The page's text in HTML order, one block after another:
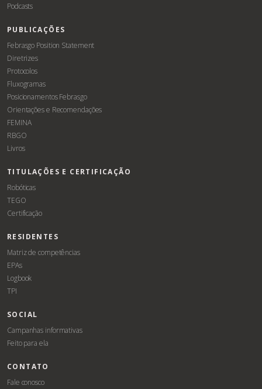
Podcasts
PUBLICAÇÕES
Febrasgo Position Statement
Diretrizes
Protocolos
Fluxogramas
Posicionamentos Febrasgo
Orientações e Recomendações
FEMINA
RBGO
Livros
TITULAÇÕES E CERTIFICAÇÃO
Robóticas
TEGO
Certificação
RESIDENTES
Matriz de competências
EPAs
Logbook
TPI
SOCIAL
Campanhas informativas
Feito para ela
CONTATO
Fale conosco